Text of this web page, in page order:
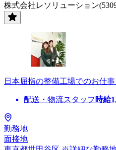
株式会社レソリューション
日本屈指の整備工場でのお仕
配送・物流スタッフ 時給
勤務地
面接地